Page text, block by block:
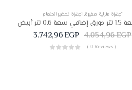
أجهزة منزلية صغيرة, اجهزة تحضير الطعام
3.742,96EGP 4.054,96EGP
( 0 Reviews )